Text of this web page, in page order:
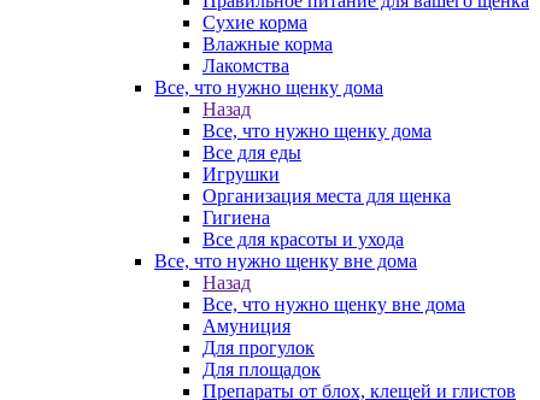
Сухие корма
Влажные корма
Лакомства
Все, что нужно щенку дома
Назад
Все, что нужно щенку дома
Все для еды
Игрушки
Организация места для щенка
Гигиена
Все для красоты и ухода
Все, что нужно щенку вне дома
Назад
Все, что нужно щенку вне дома
Амуниция
Для прогулок
Для площадок
Препараты от блох, клещей и глистов